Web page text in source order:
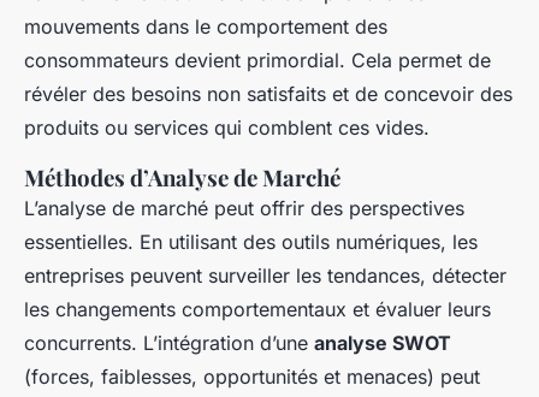
mouvements dans le comportement des
consommateurs devient primordial. Cela permet de
révéler des besoins non satisfaits et de concevoir des
produits ou services qui comblent ces vides.
Méthodes d’Analyse de Marché
L’analyse de marché peut offrir des perspectives
essentielles. En utilisant des outils numériques, les
entreprises peuvent surveiller les tendances, détecter
les changements comportementaux et évaluer leurs
concurrents. L’intégration d’une analyse SWOT
(forces, faiblesses, opportunités et menaces) peut